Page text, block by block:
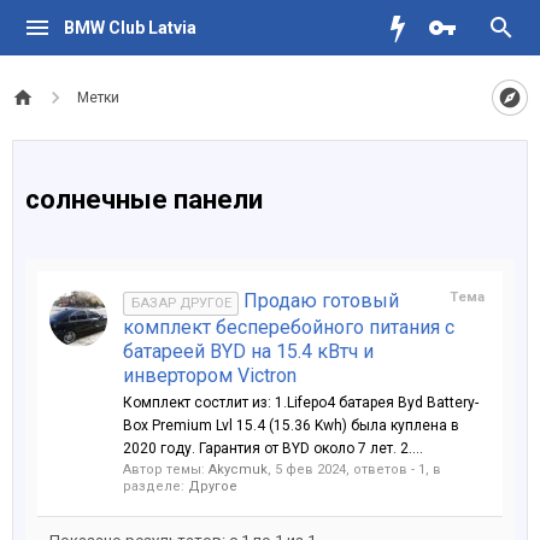
BMW Club Latvia
Метки
солнечные панели
Тема
БАЗАР ДРУГОЕ
Продаю готовый
комплект бесперебойного питания с
батареей BYD на 15.4 кВтч и
инвертором Victron
Комплект состлит из: 1.Lifepo4 батарея Byd Battery-
Box Premium Lvl 15.4 (15.36 Kwh) была куплена в
2020 году. Гарантия от BYD около 7 лет. 2....
Автор темы: Akycmuk, 5 фев 2024, ответов - 1, в
разделе: Другое